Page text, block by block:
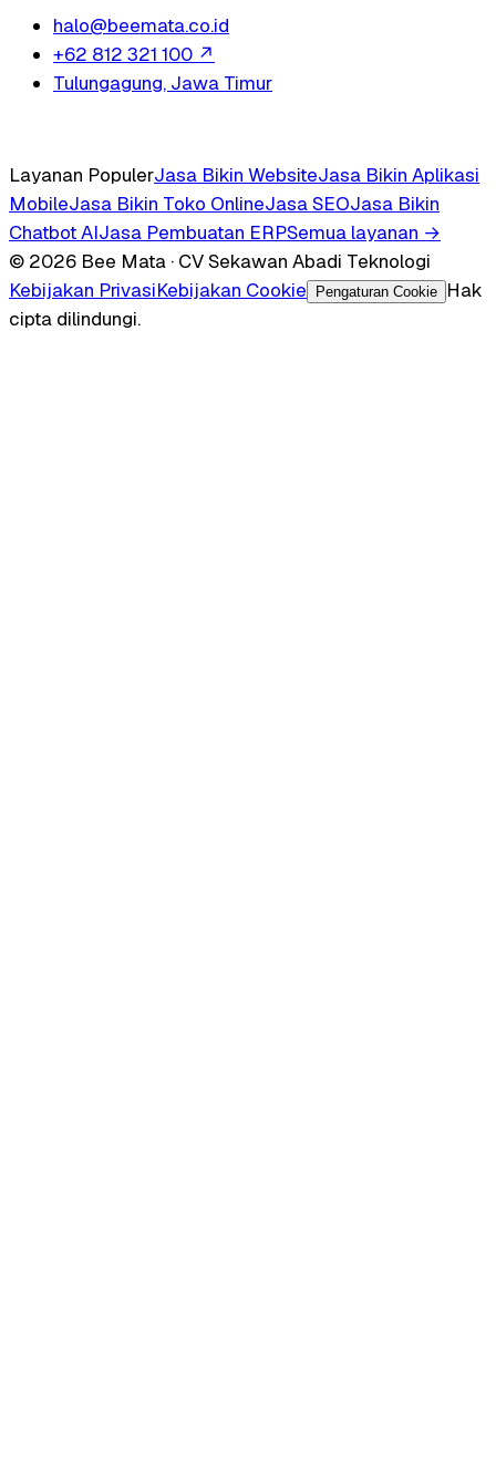
halo@beemata.co.id
+62 812 321 100 ↗
Tulungagung, Jawa Timur
Layanan PopulerJasa Bikin WebsiteJasa Bikin Aplikasi
MobileJasa Bikin Toko OnlineJasa SEOJasa Bikin
Chatbot AIJasa Pembuatan ERPSemua layanan →
© 2026 Bee Mata · CV Sekawan Abadi Teknologi
Kebijakan PrivasiKebijakan Cookie Pengaturan Cookie
Hak
cipta dilindungi.